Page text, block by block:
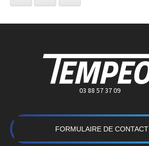
03 88 57 37 09
FORMULAIRE DE CONTACT